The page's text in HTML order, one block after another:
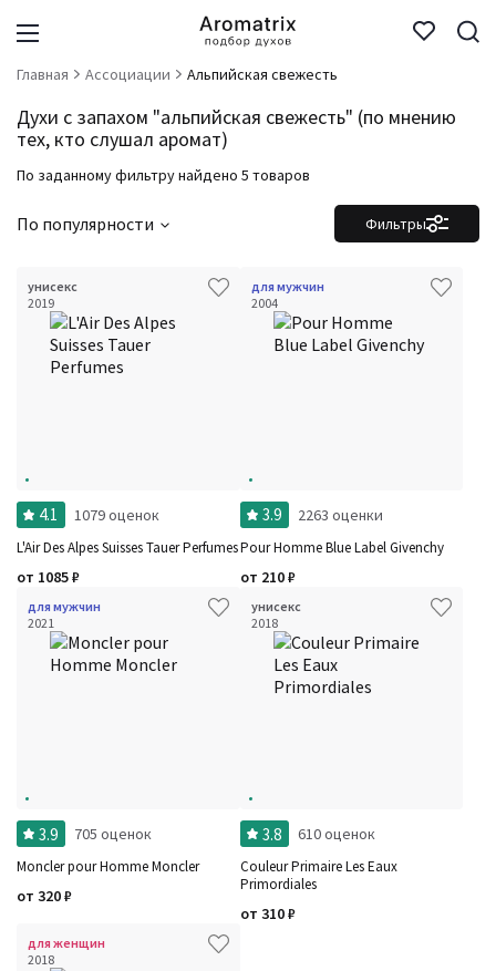
Главная Ассоциации Альпийская свежесть
Духи с запахом "альпийская свежесть" (по мнению
тех, кто слушал аромат)
По заданному фильтру найдено 5 товаров
Фильтры
По популярности
Фильтры Сбросить все
унисекс
2019
4.1 1079 оценок
L'Air Des Alpes Suisses Tauer Perfumes
от 1085₽
для мужчин
2004
3.9 2263 оценки
Pour Homme Blue Label Givenchy
от 210₽
для мужчин
2021
3.9 705 оценок
Moncler pour Homme Moncler
от 320₽
унисекс
2018
3.8 610 оценок
Couleur Primaire Les Eaux
Primordiales
от 310₽
для женщин
2018